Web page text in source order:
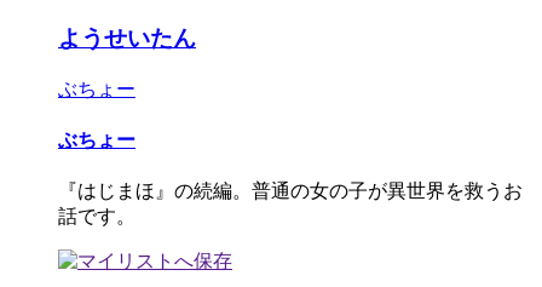
ようせいたん
ぶちょー
ぶちょー
『はじまほ』の続編。普通の女の子が異世界を救うお
話です。